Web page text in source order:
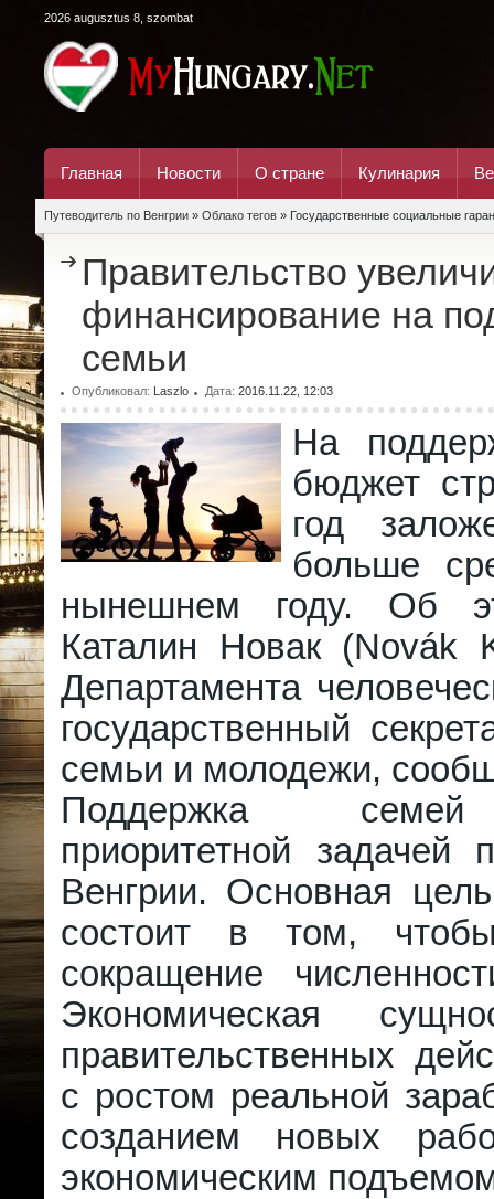
2026 augusztus 8, szombat
Главная Новости О стране Кулинария
Путеводитель по Венгрии » Облако тегов » Государственные социальные
Правительство
финансирование на
семьи
Опубликовал: Laszlo Дата: 2016.11.22, 12:03
На
бюджет
год
больше
нынешнем году. Об
Каталин Новак (Novák
Департамента
государственный
семьи и молодежи,
Поддержка семей
приоритетной задачей
Венгрии. Основная
состоит в том, чтобы
сокращение
Экономическая
правительственных
с ростом реальной
созданием новых
экономическим